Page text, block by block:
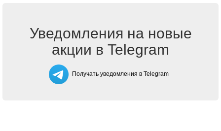
Уведомления на новые
акции в Telegram
Получать уведомления в Telegram